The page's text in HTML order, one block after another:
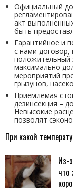
Официальный
акт
быть
Гарантийное и
с нами
положительный
максимально
мероприятий
грызунов,
Приемлемая
дезинсекция –
Невысокие
позволят
При какой
Из-
что